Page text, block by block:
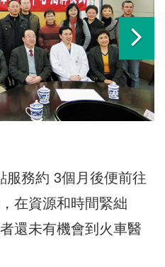
服務約 3個月後便前往
在資源和時間緊絀
還未有機會到火車醫